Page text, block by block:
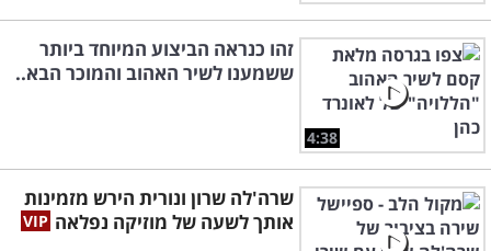
4:38
זהו כנראה הביצוע המיוחד ביותר
ששמענו לשיר האהוב והמוכר הבא..
שרה'לה שרון ונורית הירש מזמינות
אותך לשעה של מוזיקה נפלאה